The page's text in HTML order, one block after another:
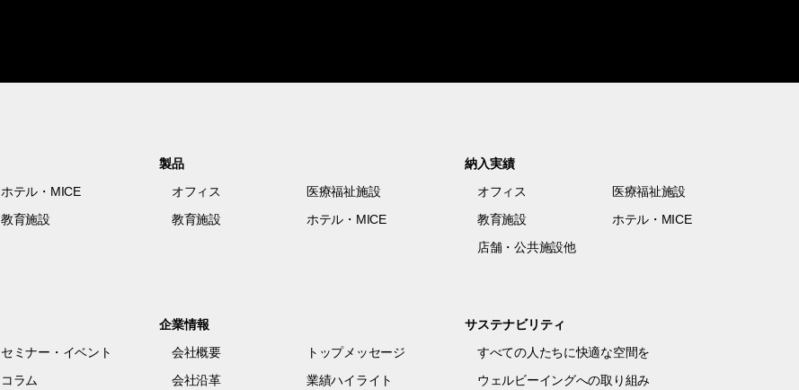
ホテル・MICE
教育施設
製品
オフィス
医療福祉施設
教育施設
ホテル・MICE
納入実績
オフィス
医療福祉施設
教育施設
ホテル・MICE
店舗・公共施設他
セミナー・イベント
コラム
企業情報
会社概要
トップメッセージ
会社沿革
業績ハイライト
サステナビリティ
すべての人たちに快適な空間を
ウェルビーイングへの取り組み